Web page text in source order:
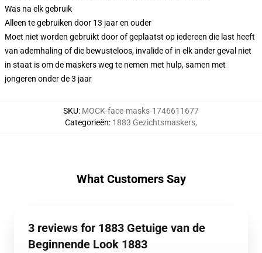
Was na elk gebruik
Alleen te gebruiken door 13 jaar en ouder
Moet niet worden gebruikt door of geplaatst op iedereen die last heeft
van ademhaling of die bewusteloos, invalide of in elk ander geval niet
in staat is om de maskers weg te nemen met hulp, samen met
jongeren onder de 3 jaar
SKU: MOCK-face-masks-1746611677
Categorieën: 1883 Gezichtsmaskers,
What Customers Say
3 reviews for 1883 Getuige van de
Beginnende Look 1883